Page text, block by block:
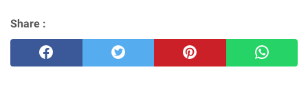
Share :